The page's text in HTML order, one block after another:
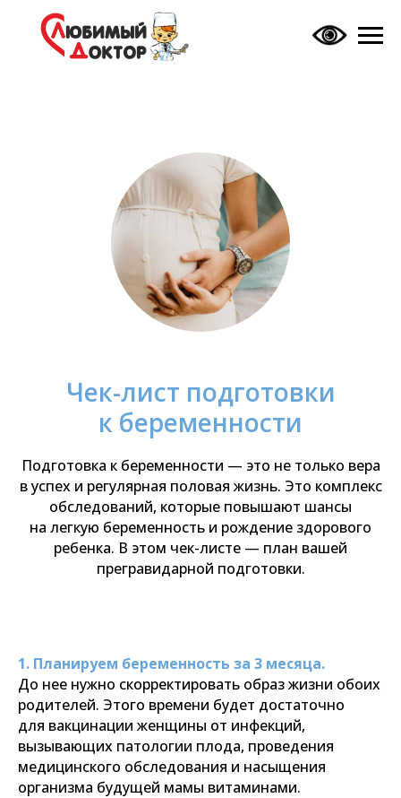
Чек-лист подготовки
к беременности
Подготовка к беременности — это не только вера
в успех и регулярная половая жизнь. Это комплекс
обследований, которые повышают шансы
на легкую беременность и рождение здорового
ребенка. В этом чек-листе — план вашей
прегравидарной подготовки.
1. Планируем беременность за 3 месяца.
До нее нужно скорректировать образ жизни обоих
родителей. Этого времени будет достаточно
для вакцинации женщины от инфекций,
вызывающих патологии плода, проведения
медицинского обследования и насыщения
организма будущей мамы витаминами.